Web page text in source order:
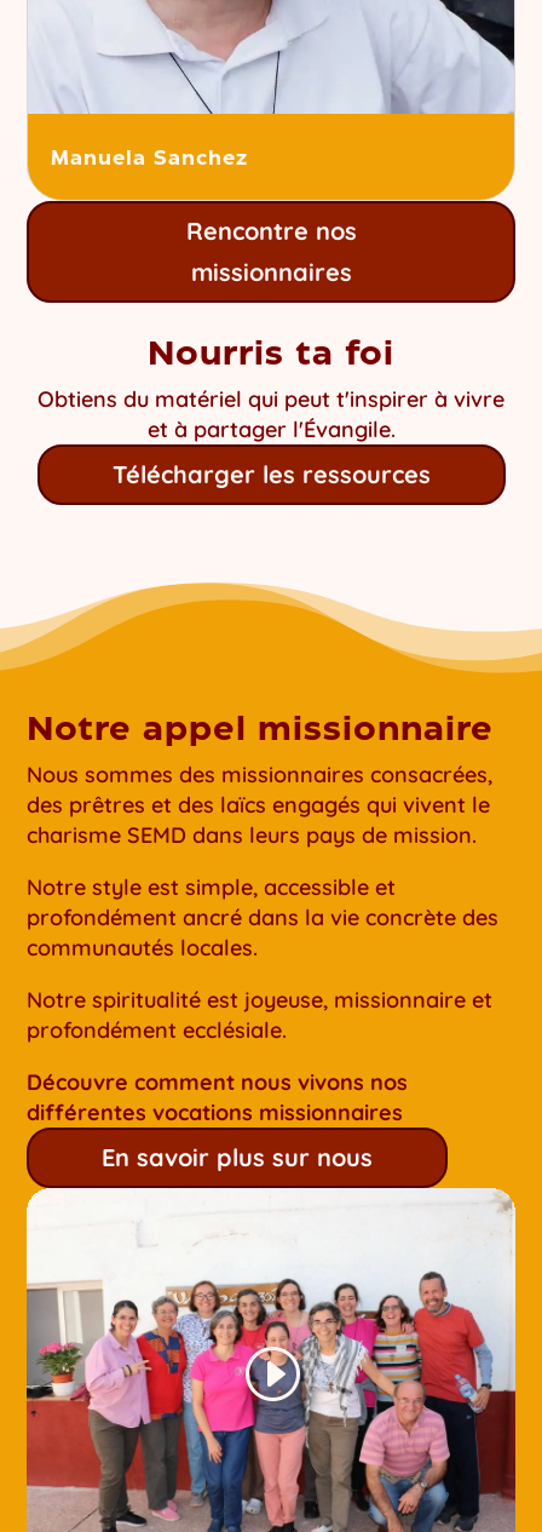
Manuela Sanchez
Rencontre nos
missionnaires
Nourris ta foi
Obtiens du matériel qui peut t'inspirer à vivre
et à partager l'Évangile.
Télécharger les ressources
Notre appel missionnaire
Nous sommes des missionnaires consacrées,
des prêtres et des laïcs engagés qui vivent le
charisme SEMD dans leurs pays de mission.
Notre style est simple, accessible et
profondément ancré dans la vie concrète des
communautés locales.
Notre spiritualité est joyeuse, missionnaire et
profondément ecclésiale.
Découvre comment nous vivons nos
différentes vocations missionnaires
En savoir plus sur nous